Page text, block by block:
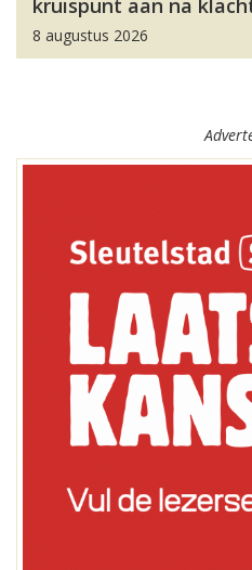
kruispunt aan na
8 augustus 2026